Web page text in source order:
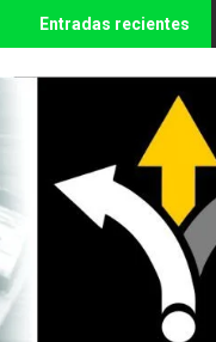
Entradas recientes